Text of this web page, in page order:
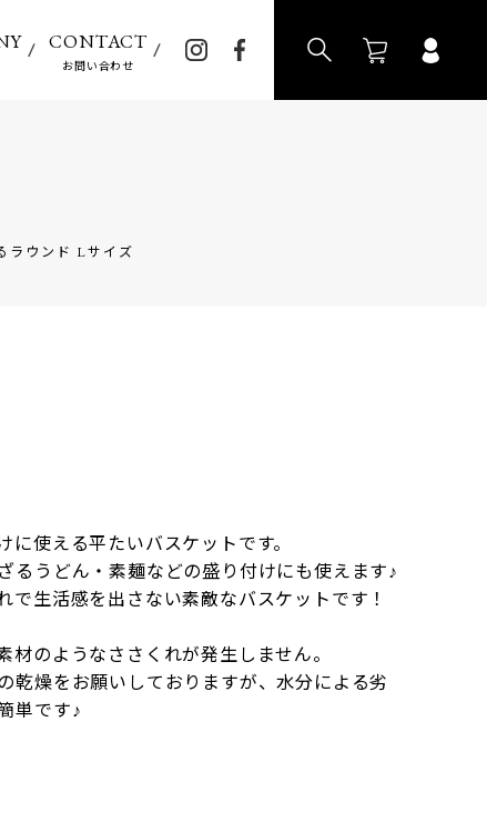
CONTACT
お問い合わせ
ウンド Lサイズ
使える平たいバスケットです。
るうどん・素麺などの盛り付けにも使えます♪
で生活感を出さない素敵なバスケットです！
材のようなささくれが発生しません。
乾燥をお願いしておりますが、水分による劣
単です♪